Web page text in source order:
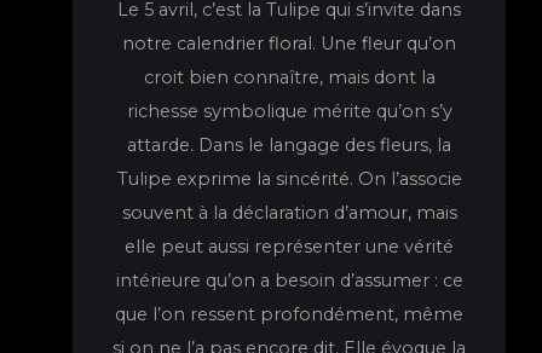
Le 5 avril, c’est la Tulipe qui s’invite dans
notre calendrier floral. Une fleur qu’on
croit bien connaître, mais dont la
richesse symbolique mérite qu’on s’y
attarde. Dans le langage des fleurs, la
Tulipe exprime la sincérité. On l’associe
souvent à la déclaration d’amour, mais
elle peut aussi représenter une vérité
intérieure qu’on a besoin d’assumer : ce
que l’on ressent profondément, même
si on ne l’a pas encore dit. Elle évoque la